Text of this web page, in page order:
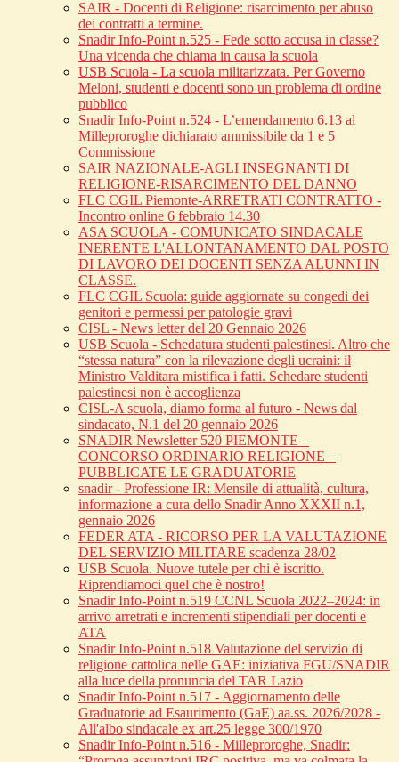
SAIR - Docenti di Religione: risarcimento per abuso
dei contratti a termine.
Snadir Info-Point n.525 - Fede sotto accusa in classe?
Una vicenda che chiama in causa la scuola
USB Scuola - La scuola militarizzata. Per Governo
Meloni, studenti e docenti sono un problema di ordine
pubblico
Snadir Info-Point n.524 - L’emendamento 6.13 al
Milleproroghe dichiarato ammissibile da 1 e 5
Commissione
SAIR NAZIONALE-AGLI INSEGNANTI DI
RELIGIONE-RISARCIMENTO DEL DANNO
FLC CGIL Piemonte-ARRETRATI CONTRATTO -
Incontro online 6 febbraio 14.30
ASA SCUOLA - COMUNICATO SINDACALE
INERENTE L'ALLONTANAMENTO DAL POSTO
DI LAVORO DEI DOCENTI SENZA ALUNNI IN
CLASSE.
FLC CGIL Scuola: guide aggiornate su congedi dei
genitori e permessi per patologie gravi
CISL - News letter del 20 Gennaio 2026
USB Scuola - Schedatura studenti palestinesi. Altro che
“stessa natura” con la rilevazione degli ucraini: il
Ministro Valditara mistifica i fatti. Schedare studenti
palestinesi non è accoglienza
CISL-A scuola, diamo forma al futuro - News dal
sindacato, N.1 del 20 gennaio 2026
SNADIR Newsletter 520 PIEMONTE –
CONCORSO ORDINARIO RELIGIONE –
PUBBLICATE LE GRADUATORIE
snadir - Professione IR: Mensile di attualità, cultura,
informazione a cura dello Snadir Anno XXXII n.1,
gennaio 2026
FEDER ATA - RICORSO PER LA VALUTAZIONE
DEL SERVIZIO MILITARE scadenza 28/02
USB Scuola. Nuove tutele per chi è iscritto.
Riprendiamoci quel che è nostro!
Snadir Info-Point n.519 CCNL Scuola 2022–2024: in
arrivo arretrati e incrementi stipendiali per docenti e
ATA
Snadir Info-Point n.518 Valutazione del servizio di
religione cattolica nelle GAE: iniziativa FGU/SNADIR
alla luce della pronuncia del TAR Lazio
Snadir Info-Point n.517 - Aggiornamento delle
Graduatorie ad Esaurimento (GaE) aa.ss. 2026/2028 -
All'albo sindacale ex art.25 legge 300/1970
Snadir Info-Point n.516 - Milleproroghe, Snadir: